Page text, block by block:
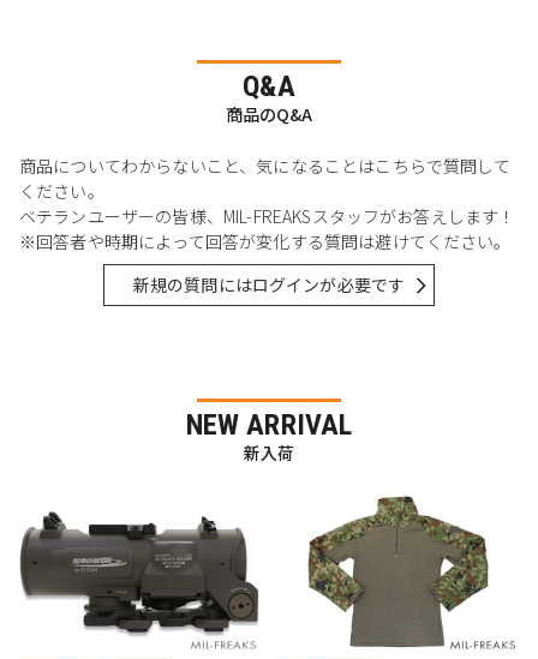
Q&A
商品のQ&A
商品についてわからないこと、気になることはこちらで質問して
ください。
ベテランユーザーの皆様、MIL-FREAKSスタッフがお答えします！
※回答者や時期によって回答が変化する質問は避けてください。
新規の質問にはログインが必要です
NEW ARRIVAL
新入荷